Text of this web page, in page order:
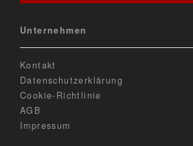
Unternehmen
Kontakt
Datenschutzerklärung
Cookie-Richtlinie
AGB
Impressum